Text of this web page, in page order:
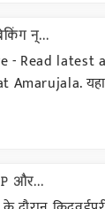
न्...
- Read latest
और...